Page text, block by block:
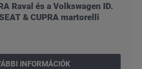
Raval és a Volkswagen ID.
& CUPRA martorelli
INFORMÁCIÓK